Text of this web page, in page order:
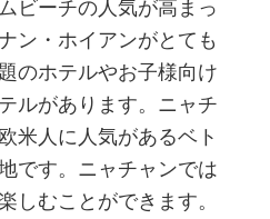
ビーチの人気が高まっ
ン・ホイアンがとても
のホテルやお子様向け
ルがあります。ニャチ
米人に人気があるベト
です。ニャチャンでは
しむことができます。